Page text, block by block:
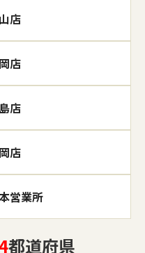
店
店
店
店
営業所
都道府県